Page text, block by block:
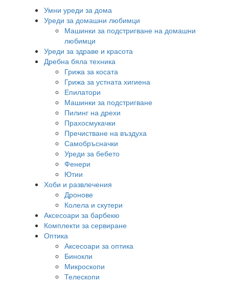
Умни уреди за дома
Уреди за домашни любимци
Машинки за подстригване на домашни
любимци
Уреди за здраве и красота
Дребна бяла техника
Грижа за косата
Грижа за устната хигиена
Епилатори
Машинки за подстригване
Пилинг на дрехи
Прахосмукачки
Пречистване на въздуха
Самобръсначки
Уреди за бебето
Фенери
Ютии
Хоби и развлечения
Дронове
Колела и скутери
Аксесоари за барбекю
Комплекти за сервиране
Оптика
Аксесоари за оптика
Бинокли
Микроскопи
Телескопи